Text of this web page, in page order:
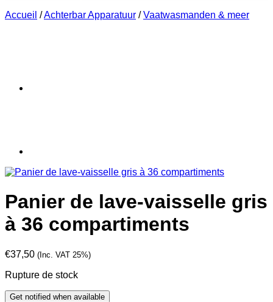
Accueil /Achterbar Apparatuur / Vaatwasmanden & meer
Panier de lave-vaisselle gris
à 36 compartiments
€37,50 (Inc. VAT 25%)
Rupture de stock